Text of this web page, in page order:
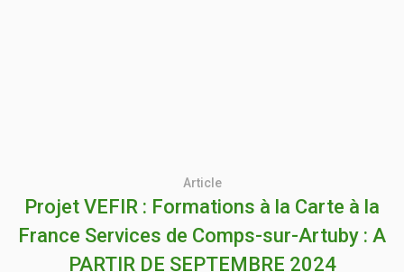
Article
Projet VEFIR : Formations à la Carte à la
France Services de Comps-sur-Artuby : A
PARTIR DE SEPTEMBRE 2024